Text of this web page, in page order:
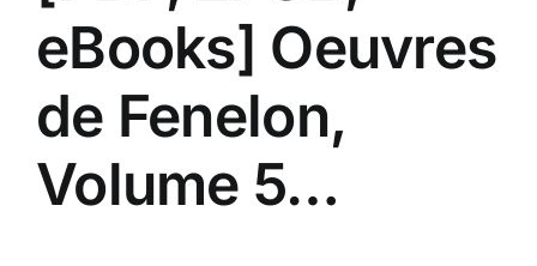
eBooks] Oeuvres
de Fenelon,
Volume 5…